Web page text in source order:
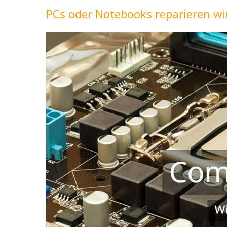
PCs oder Notebooks reparieren